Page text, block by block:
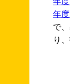
年度
で
り